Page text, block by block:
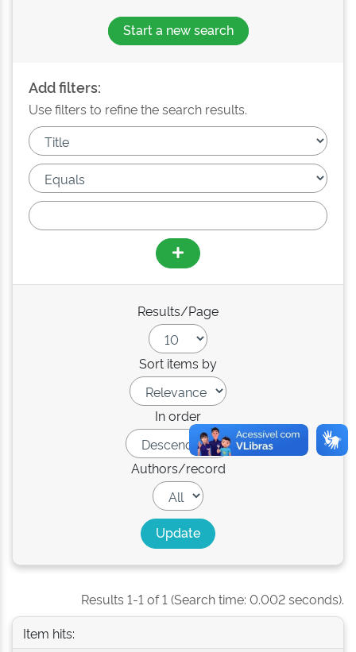
Start a new search
Add filters:
Use filters to refine the search results.
Results/Page
Sort items by
In order
Authors/record
Results 1-1 of 1 (Search time: 0.002 seconds).
Item hits: